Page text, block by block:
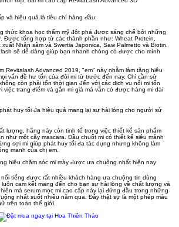
và hiệu quả là tiêu chí hàng đầu:
thức khoa học thẩm mỹ đột phá được sáng chế bởi những
Được tổng hợp từ các thành phần như: Wheat Protein,
Nhân sâm và Swertia Japonica, Saw Palmetto và Biotin.
sẽ dễ dàng giúp bạn nhanh chóng có được cho mình
Revitalash Advanced 2019, "em" này nhằm làm tăng hiệu
vấn đề hư tổn của đôi mi từ trước đến nay. Chỉ cần sử
còn phải tốn thời gian đến với các dịch vụ nối mi tốn
việc trang điểm và gắn mi giả mà vẫn có được hàng mi dài
huy tối đa hiệu quả mang lại sự hài lòng cho người sử
lượng, hãng này còn tinh tế trong việc thiết kế sản phẩm
như một cây mascara. Đầu chuốt mi có thiết kế siêu mảnh
sợi mi giúp phát huy tối đa tác dụng nhưng không làm
manh của chị em.
tiếng được rất nhiều khách hàng ưa chuộng tin dùng
cam kết mang đến cho bạn sự hài lòng về chất lượng và
mà serum mọc mi cao cấp này lại đứng đầu trong những
nhất suốt nhiều năm qua. Đây thật sự là một phép màu
trên toàn thế giới.